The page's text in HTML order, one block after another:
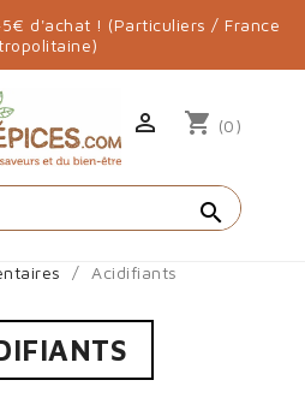
d'achat ! (Particuliers / France
 shopping_cart (0)
search
Acidifiants